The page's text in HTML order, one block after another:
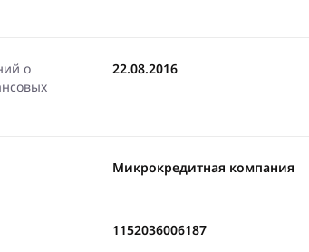
о
22.08.2016
Микрокредитная компания
1152036006187